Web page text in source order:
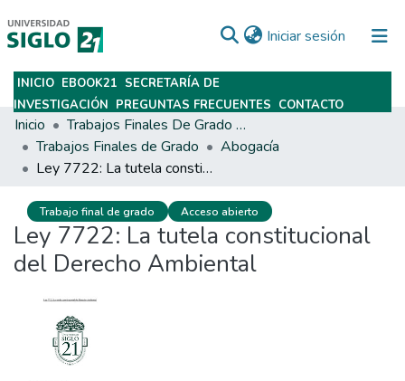
Iniciar sesión (current)
Subir
INICIO EBOOK21 SECRETARÍA DE
INVESTIGACIÓN PREGUNTAS FRECUENTES CONTACTO
Inicio
Trabajos Finales De Grado Y Posgrado
Trabajos Finales de Grado
Abogacía
Ley 7722: La tutela constitucional del Derecho Ambiental
Trabajo final de grado Acceso abierto
Ley 7722: La tutela constitucional
del Derecho Ambiental